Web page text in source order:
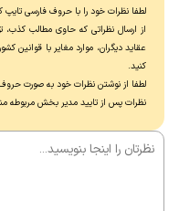
لطفا نظرات خود را با حروف فارسی تایپ
از ارسال نظراتی که حاوی مطالب
عقاید دیگران، موارد مغایر با قوانین
کنید.
لطفا از نوشتن نظرات خود به صورت
نظرات پس از تایید مدیر بخش مربوطه